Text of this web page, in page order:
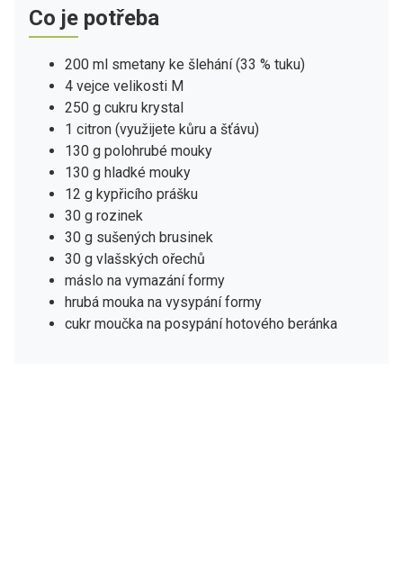
Co je potřeba
200 ml smetany ke šlehání (33 % tuku)
4 vejce velikosti M
250 g cukru krystal
1 citron (využijete kůru a šťávu)
130 g polohrubé mouky
130 g hladké mouky
12 g kypřicího prášku
30 g rozinek
30 g sušených brusinek
30 g vlašských ořechů
máslo na vymazání formy
hrubá mouka na vysypání formy
cukr moučka na posypání hotového beránka